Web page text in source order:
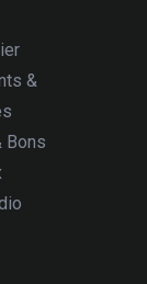
&
Bons